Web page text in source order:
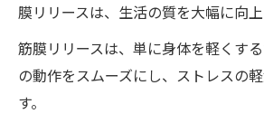
膜リリースは、生活の質を大幅に向上
筋膜リリースは、単に身体を軽くす
の動作をスムーズにし、ストレスの
す。